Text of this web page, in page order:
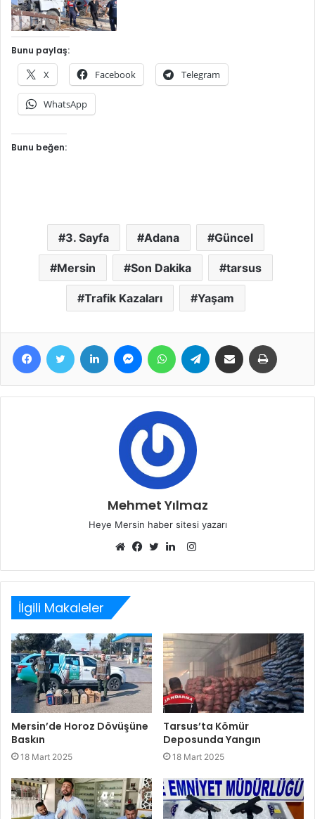
Bunu paylaş:
X Facebook Telegram
WhatsApp
Bunu beğen:
3. Sayfa Adana Güncel
Mersin Son Dakika tarsus
Trafik Kazaları Yaşam
FacebookTwitter LinkedIn MessengerWhatsAppTelegram E-Posta ile paylaş
Mehmet Yılmaz
Heye Mersin haber sitesi yazarı
sitesi
Instagram
İlgili Makaleler
Mersin’de Horoz Dövüşüne
Baskın
18 Mart 2025
Tarsus’ta Kömür
Deposunda Yangın
18 Mart 2025